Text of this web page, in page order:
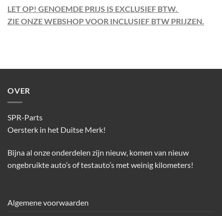
LET OP! GENOEMDE PRIJS IS EXCLUSIEF BTW.
ZIE ONZE WEBSHOP VOOR INCLUSIEF BTW PRIJZEN.
OVER
SPR-Parts
Oersterk in het Duitse Merk!
Bijna al onze onderdelen zijn nieuw, komen van nieuw
ongebruikte auto’s of testauto’s met weinig kilometers!
Algemene voorwaarden